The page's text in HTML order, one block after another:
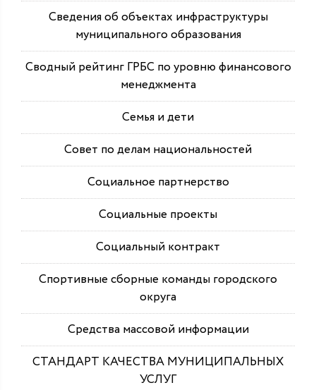
Сведения об объектах инфраструктуры
муниципального образования
Сводный рейтинг ГРБС по уровню финансового
менеджмента
Семья и дети
Совет по делам национальностей
Социальное партнерство
Социальные проекты
Социальный контракт
Спортивные сборные команды городского
округа
Средства массовой информации
СТАНДАРТ КАЧЕСТВА МУНИЦИПАЛЬНЫХ
УСЛУГ